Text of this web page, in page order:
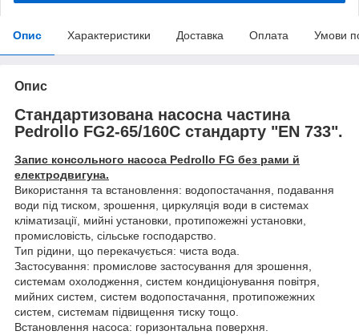
Опис Характеристики Доставка Оплата Умови
Опис
Стандартизована насосна частина
Pedrollo FG2-65/160C стандарту "EN 733".
Запис консольного насоса Pedrollo FG без рами й
електродвигуна.
Використання та встановлення: водопостачання, подавання
води під тиском, зрошення, циркуляція води в системах
кліматизації, мийні установки, протипожежні установки,
промисловість, сільське господарство.
Тип рідини, що перекачується: чиста вода.
Застосування: промислове застосування для зрошення,
системам охолодження, систем кондиціонування повітря,
мийних систем, систем водопостачання, протипожежних
систем, системам підвищення тиску тощо.
Встановлення насоса: горизонтальна поверхня.